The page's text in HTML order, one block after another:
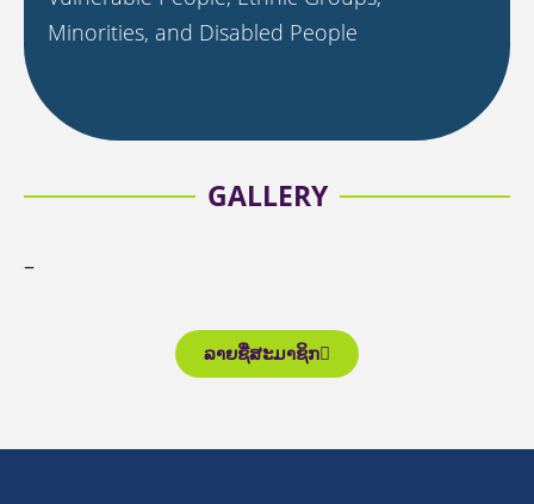
Minorities, and Disabled People
GALLERY
–
ລາຍຊື່ສະມາຊິກ